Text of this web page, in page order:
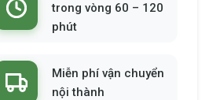
trong vòng 60 – 120
phút
Miễn phí vận chuyển
nội thành